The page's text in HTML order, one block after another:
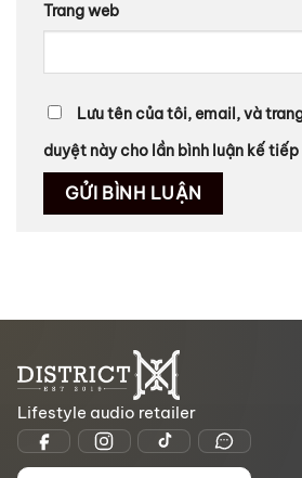
Trang web
Lưu tên của tôi, email, và
duyệt này cho lần bình luận kế
Lifestyle audio retailer